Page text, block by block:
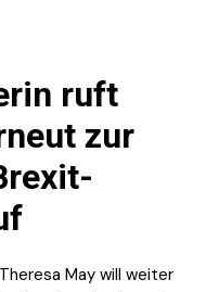
ruft
zur
May will weiter